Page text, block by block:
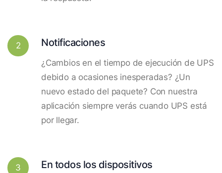
2 Notificaciones
¿Cambios en el tiempo de ejecución de UPS
debido a ocasiones inesperadas? ¿Un
nuevo estado del paquete? Con nuestra
aplicación siempre verás cuando UPS está
por llegar.
3 En todos los dispositivos